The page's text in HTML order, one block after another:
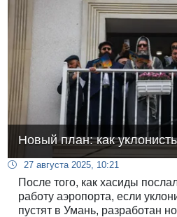
Новый план: как
27 августа 2025, 10:21
После того, как хасиды
работу аэропорта, если
пустят в Умань, разработан